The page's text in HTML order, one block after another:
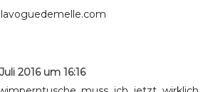
2016 um 16:16